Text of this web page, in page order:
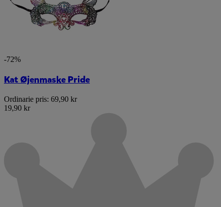
-72%
Kat Øjenmaske Pride
Ordinarie pris: 69,90 kr
19,90 kr